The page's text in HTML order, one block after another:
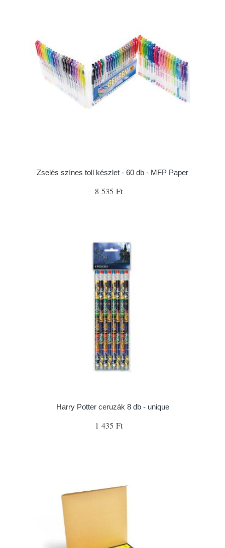
Zselés színes toll készlet - 60 db - MFP Paper
8 535 Ft
Harry Potter ceruzák 8 db - unique
1 435 Ft